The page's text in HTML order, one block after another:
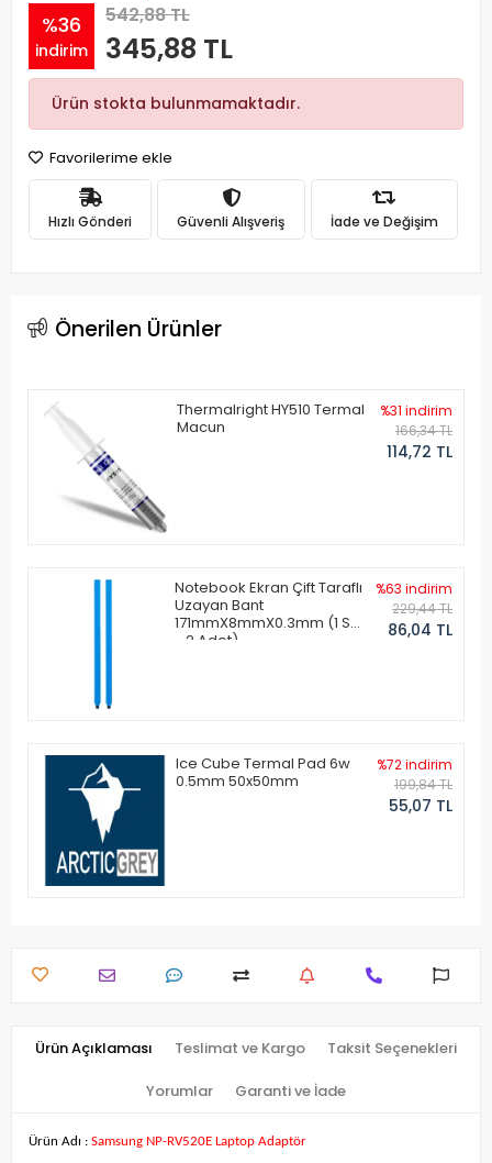
%36
indirim
542,88 TL
345,88 TL
Ürün stokta bulunmamaktadır.
Favorilerime ekle
Hızlı Gönderi Güvenli Alışveriş İade ve Değişim
Önerilen Ürünler
Thermalright HY510 Termal
Macun
%31 indirim
166,34 TL
114,72 TL
Notebook Ekran Çift Taraflı
Uzayan Bant
171mmX8mmX0.3mm (1 Set
- 2 Adet)
%63 indirim
229,44 TL
86,04 TL
Ice Cube Termal Pad 6w
0.5mm 50x50mm
%72 indirim
199,84 TL
55,07 TL
Ürün Açıklaması Teslimat ve Kargo Taksit Seçenekleri
Yorumlar Garanti ve İade
Ürün Adı : Samsung NP-RV520E Laptop Adaptör